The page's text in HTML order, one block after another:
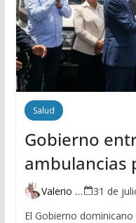
Salud
Gobierno
ambulancias
sistema de
Ramírez
Valerio Ventura
31 de
El Gobierno